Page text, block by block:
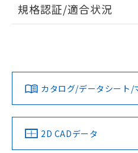
ログイン/
ダウンロードデータをご利用い
みください。
ソフトウェアの使用条件
EU RoHS 注意事項・凡例
対応済み
中国 RoHS 注意事項・凡例
規格認証/適合状況
LR型式承認
（イギリス
船舶規格）
DNV型式承認
（ノルウェー
Yes No
カタログ/データシート/
2D CADデータ